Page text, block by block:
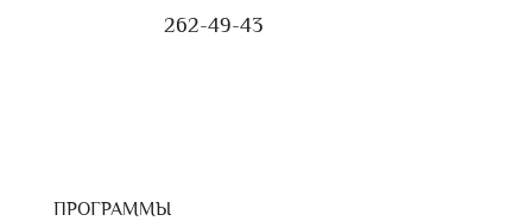
262-49-43
ПРОГРАММЫ